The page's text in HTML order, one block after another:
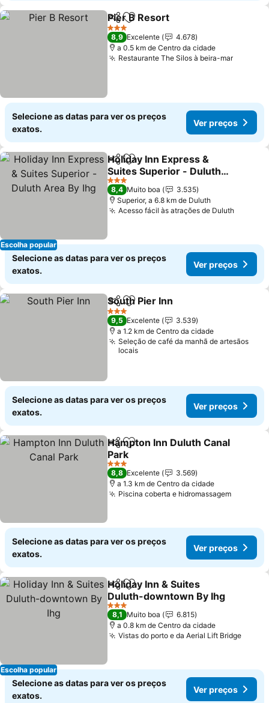
PartilharAdicionar aos favoritos
Pier B Resort
3 Estrelas
8,9 Excelente
4.678
a 0.5 km de Centro da cidade
Restaurante The Silos à beira-mar
Selecione as datas para ver os preços
exatos.
Ver preços
Escolha popular
PartilharAdicionar aos favoritos
Holiday Inn Express &
Suites Superior - Duluth
Area By Ihg
3 Estrelas
8,4 Muito boa
3.535
Superior, a 6.8 km de Duluth
Acesso fácil às atrações de Duluth
Selecione as datas para ver os preços
exatos.
Ver preços
PartilharAdicionar aos favoritos
South Pier Inn
3 Estrelas
9,5 Excelente
3.539
a 1.2 km de Centro da cidade
Seleção de café da manhã de artesãos
locais
Selecione as datas para ver os preços
exatos.
Ver preços
PartilharAdicionar aos favoritos
Hampton Inn Duluth Canal
Park
3 Estrelas
8,8 Excelente
3.569
a 1.3 km de Centro da cidade
Piscina coberta e hidromassagem
Selecione as datas para ver os preços
exatos.
Ver preços
Escolha popular
PartilharAdicionar aos favoritos
Holiday Inn & Suites
Duluth-downtown By Ihg
3 Estrelas
8,1 Muito boa
6.815
a 0.8 km de Centro da cidade
Vistas do porto e da Aerial Lift Bridge
Selecione as datas para ver os preços
exatos.
Ver preços